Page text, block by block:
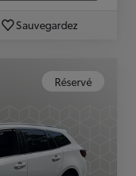
Sauvegardez
Réservé